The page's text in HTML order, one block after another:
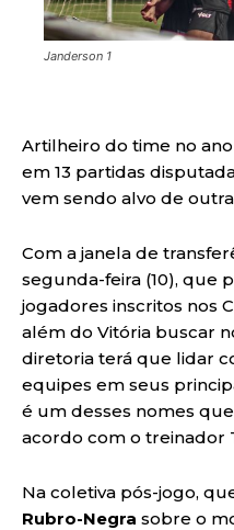
Janderson 1
Artilheiro do time no
em 13 partidas
vem sendo alvo de
Com a janela de
segunda-feira (10), que
jogadores inscritos nos
além do Vitória buscar
diretoria terá que lidar
equipes em seus
é um desses nomes
acordo com o treinador
Na coletiva pós-jogo,
Rubro-Negra sobre o